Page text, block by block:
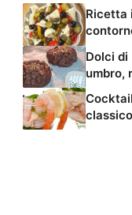
Ricetta
Dolci di
umbro,